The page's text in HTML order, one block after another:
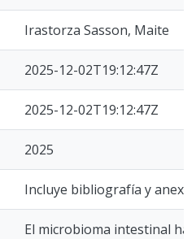
Irastorza Sasson, Maite
2025-12-02T19:12:47Z
2025-12-02T19:12:47Z
2025
Incluye bibliografía y
El microbioma intestinal ha